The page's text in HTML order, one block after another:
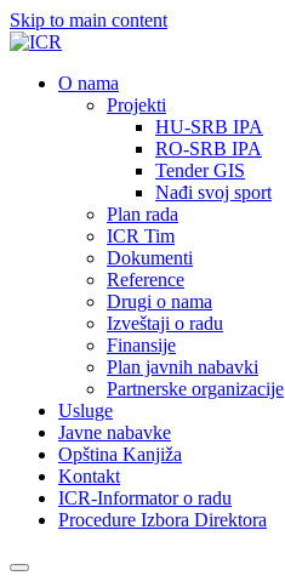
Skip to main content
О nama
Projekti
HU-SRB IPA
RO-SRB IPA
Tender GIS
Nađi svoj sport
Plan rada
ICR Tim
Dokumenti
Reference
Drugi o nama
Izveštaji o radu
Finansije
Plan javnih nabavki
Partnerske organizacije
Usluge
Javne nabavke
Opština Kanjiža
Kontakt
ICR-Informator o radu
Procedure Izbora Direktora